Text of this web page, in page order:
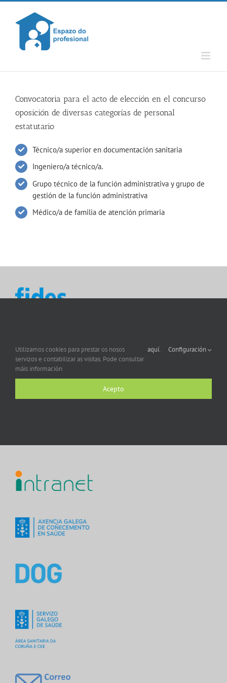
Skip
content
Convocatoria para el acto de elección en el concurso
oposición de diversas categorías de personal
estatutario
Técnico/a superior en documentación sanitaria
Ingeniero/a técnico/a.
Grupo técnico de la función administrativa y grupo de
gestión de la función administrativa
Médico/a de familia de atención primaria
Utilizamos cookies para prestar os nosos
servizos e contabilizar as visitas. Pode consultar
máis información
aquí. Configuración
Acepto